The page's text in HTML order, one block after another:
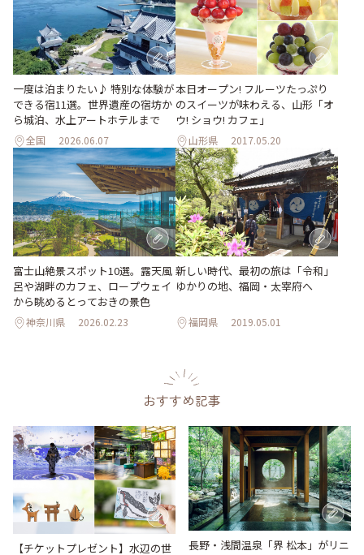
一度は泊まりたい♪ 特別な体験が
できる宿11選。世界遺産の宿坊か
ら城泊、水上アートホテルまで
全国 2026.06.07
本日オープン! フルーツたっぷり
のスイーツが味わえる、山形「オ
ウ! ショウ! カフェ」
山形県 2017.05.20
富士山絶景スポット10選。露天風
呂や湖畔のカフェ、ロープウェイ
から眺めるとっておきの景色
神奈川県 2026.02.23
新しい時代、最初の旅は「令和」
ゆかりの地、福岡・太宰府へ
福岡県 2019.05.01
おすすめ記事
【チケットプレゼント】水辺の世
長野・浅間温泉「界 松本」がリニ